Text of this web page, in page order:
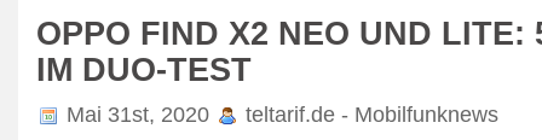
OPPO FIND X2 NEO UND LITE:
IM DUO-TEST
Mai 31st, 2020 teltarif.de - Mobilfunknews